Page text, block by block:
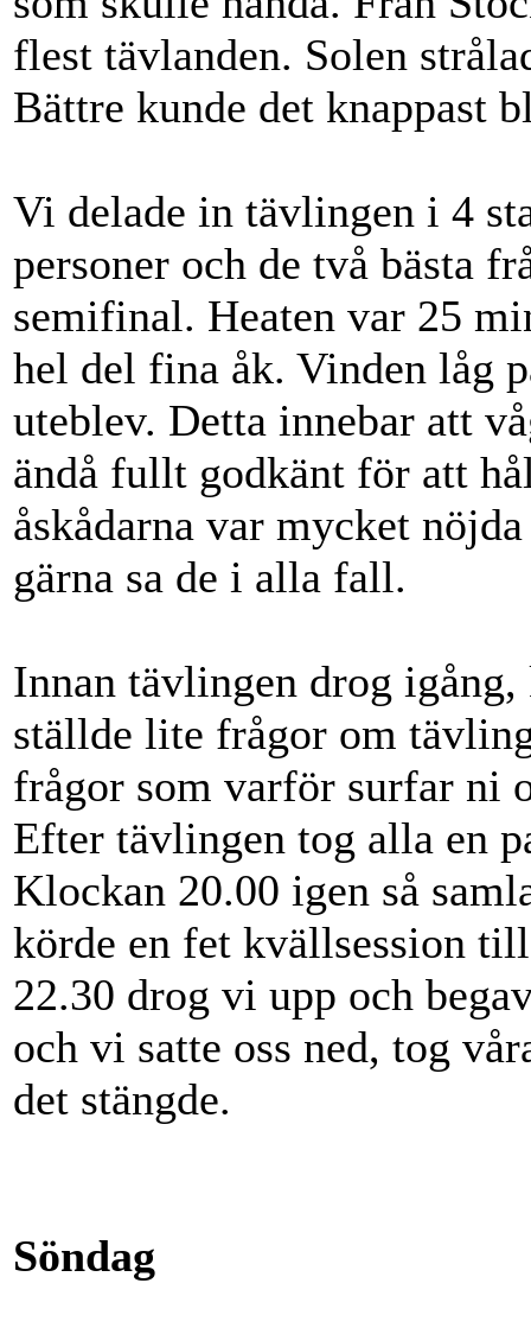
flest tävlanden. Solen
Bättre kunde det knappast
Vi delade in tävlingen i 4
personer och de två bästa
semifinal. Heaten var 25
hel del fina åk. Vinden låg
uteblev. Detta innebar att
ändå fullt godkänt för att
åskådarna var mycket
gärna sa de i alla fall.
Innan tävlingen drog
ställde lite frågor om
frågor som varför surfar ni
Efter tävlingen tog alla en
Klockan 20.00 igen så
körde en fet kvällsession
22.30 drog vi upp och
och vi satte oss ned, tog
det stängde.
Söndag